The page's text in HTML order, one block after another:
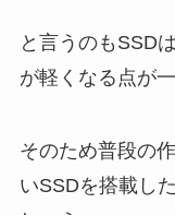
と言うのもSSD
が軽くなる点が
そのため普段の
いSSDを搭載し